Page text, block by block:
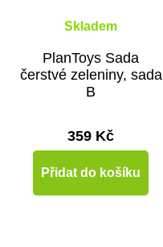
Skladem
PlanToys Sada
čerstvé zeleniny, sada
B
359 Kč
Přidat do košíku